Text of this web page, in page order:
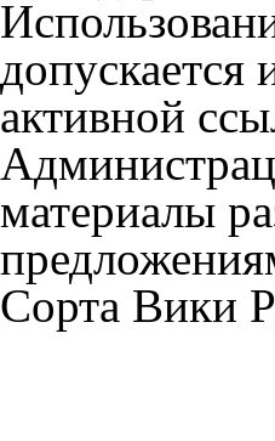
активной
материалы
Сорта Вики